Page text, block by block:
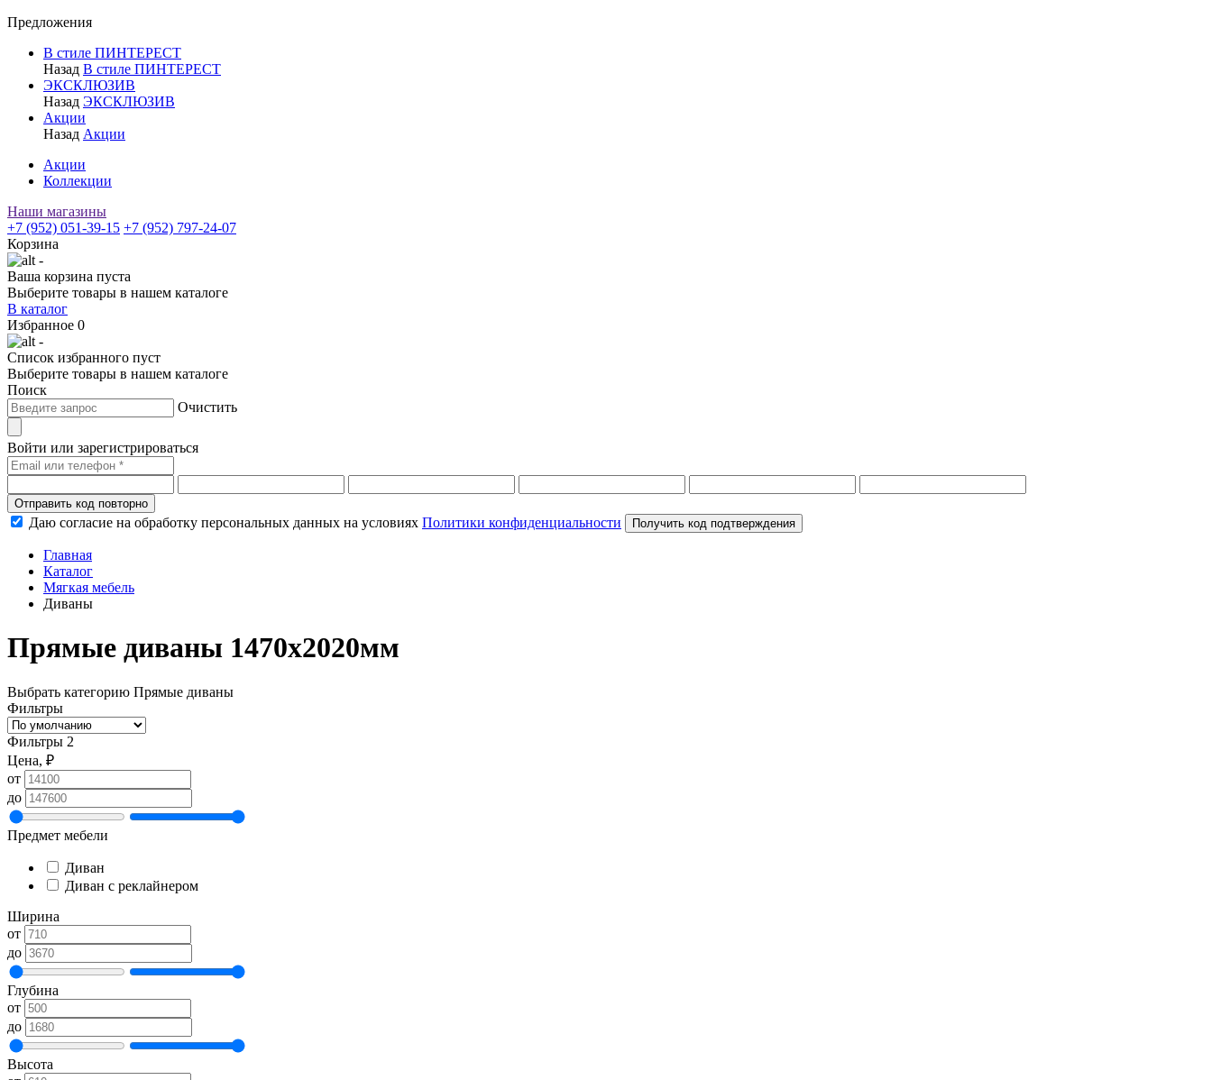
Предложения
В стиле ПИНТЕРЕСТ
Назад В стиле ПИНТЕРЕСТ
ЭКСКЛЮЗИВ
Назад ЭКСКЛЮЗИВ
Акции
Назад Акции
Акции
Коллекции
Наши магазины
+7 (952) 051-39-15 +7 (952) 797-24-07
Корзина
-
Ваша корзина пуста
Выберите товары в нашем каталоге
В каталог
Избранное 0
-
Список избранного пуст
Выберите товары в нашем каталоге
Поиск
Очистить
Войти или зарегистрироваться
Отправить код повторно
Даю согласие на обработку персональных данных на условиях Политики конфиденциальности Получить код подтверждения
Главная
Каталог
Мягкая мебель
Диваны
Прямые диваны 1470х2020мм
Выбрать категорию Прямые диваны
Фильтры
Фильтры 2
Цена, ₽
от
до
Предмет мебели
Диван
Диван с реклайнером
Ширина
от
до
Глубина
от
до
Высота